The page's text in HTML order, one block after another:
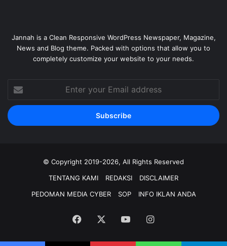
Jannah is a Clean Responsive WordPress Newspaper, Magazine,
News and Blog theme. Packed with options that allow you to
completely customize your website to your needs.
your
Email
address
© Copyright 2019-2026, All Rights Reserved
TENTANG KAMI
REDAKSI
DISCLAIMER
PEDOMAN MEDIA CYBER
SOP INFO IKLAN ANDA
Facebook YouTubeInstagram